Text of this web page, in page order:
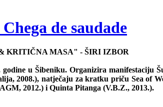
de saudade
KRITIČNA MASA" - ŠIRI IZBOR
u Šibeniku. Organizira manifestaciju
2008.), natječaju za kratku priču Sea of
2012.) i Quinta Pitanga (V.B.Z., 2013.).